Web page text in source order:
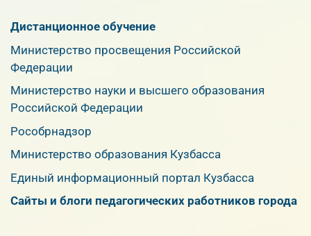
Дистанционное обучение
Министерство просвещения Российской
Федерации
Министерство науки и высшего образования
Российской Федерации
Рособрнадзор
Министерство образования Кузбасса
Единый информационный портал Кузбасса
Сайты и блоги педагогических работников города